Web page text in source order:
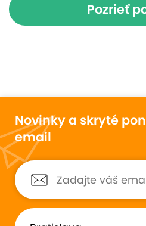
Pozrieť
Novinky a skryté
email